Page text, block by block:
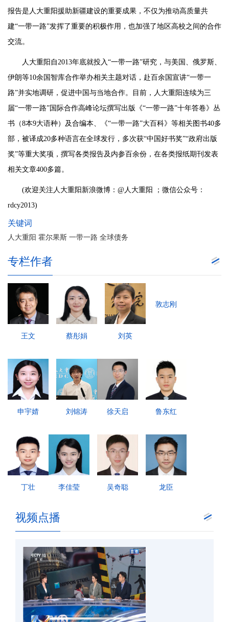
报告是人大重阳援助新疆建设的重要成果，不仅为推动高质量共
建“一带一路”发挥了重要的积极作用，也加强了地区高校之间的合作
交流。
人大重阳自2013年底就投入“一带一路”研究，与美国、俄罗斯、
伊朗等10余国智库合作举办相关主题对话，赴百余国宣讲“一带一
路”并实地调研，促进中国与当地合作。目前，人大重阳连续为三
届“一带一路”国际合作高峰论坛撰写出版《“一带一路”十年答卷》丛
书（8本9大语种）及合编本、《“一带一路”大百科》等相关图书40多
部，被译成20多种语言在全球发行，多次获“中国好书奖”“政府出版
奖”等重大奖项，撰写各类报告及内参百余份，在各类报纸期刊发表
相关文章400多篇。
(欢迎关注人大重阳新浪微博：@人大重阳 ；微信公众号：
rdcy2013)
关键词
人大重阳 霍尔果斯 一带一路 全球债务
专栏作者
王文 蔡彤娟 刘英
敦志刚
申宇婧 刘锦涛 徐天启 鲁东红
丁壮 李佳莹 吴奇聪 龙臣
视频点播